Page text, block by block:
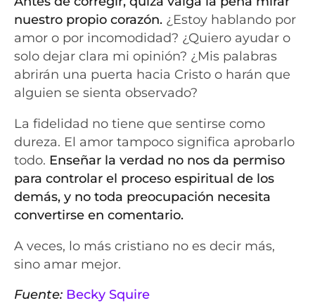
nuestro propio corazón. ¿Estoy hablando por
amor o por incomodidad? ¿Quiero ayudar o
solo dejar clara mi opinión? ¿Mis palabras
abrirán una puerta hacia Cristo o harán que
alguien se sienta observado?
La fidelidad no tiene que sentirse como
dureza. El amor tampoco significa aprobarlo
todo. Enseñar la verdad no nos da permiso
para controlar el proceso espiritual de los
demás, y no toda preocupación necesita
convertirse en comentario.
A veces, lo más cristiano no es decir más,
sino amar mejor.
Fuente: Becky Squire